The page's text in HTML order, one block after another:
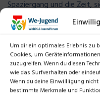
Um dir ein optimales Erlebnis zu
Cookies, um
zuzugreifen. Wenn du diesen
wie das Surfverhalten oder
Wenn du deine Einwillligung
bestimmte Merkmale und
Spaziergang und die Zeit,
Mit neuer Motivation und
die Jugendlichen nach
Momente künftig öfter zu